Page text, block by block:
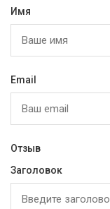
Имя
Email
Отзыв
Заголовок